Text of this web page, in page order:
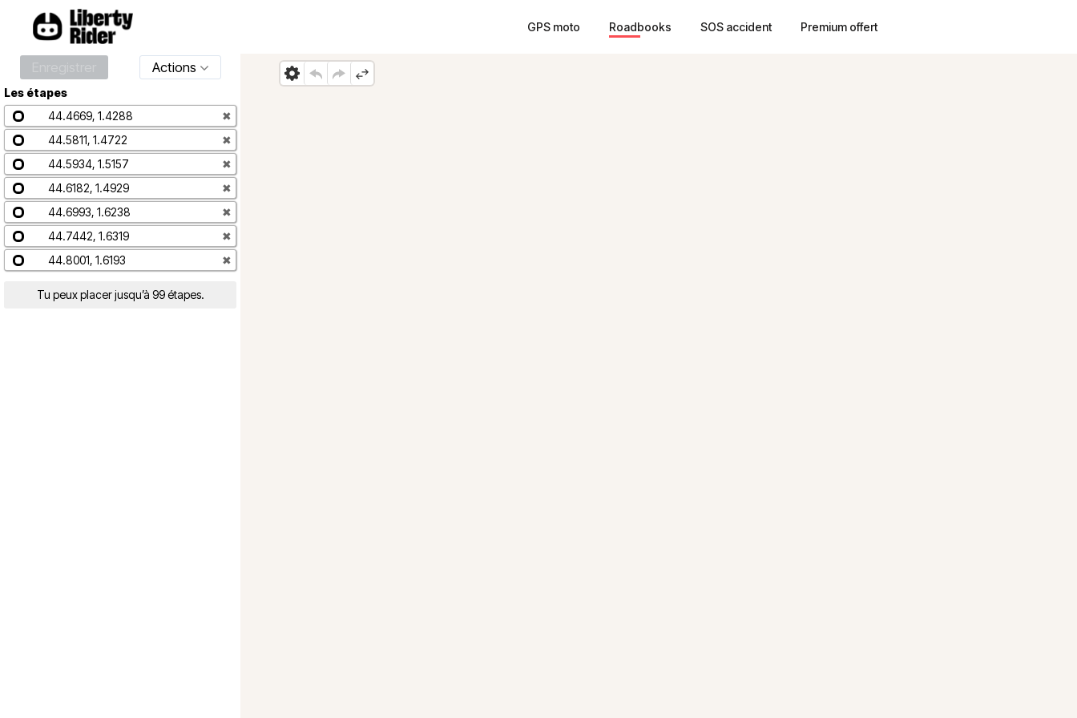
GPS moto Roadbooks SOS accident Premium offert
Actions
Les étapes
44.4669, 1.4288
✖
44.5811, 1.4722
✖
44.5934, 1.5157
✖
44.6182, 1.4929
✖
44.6993, 1.6238
✖
44.7442, 1.6319
✖
44.8001, 1.6193
✖
Tu peux placer jusqu’à 99 étapes.